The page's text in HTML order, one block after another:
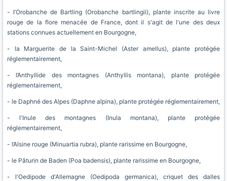
- l’Orobanche de Bartling (Orobanche bartlingii), plante inscrite au livre
rouge de la flore menacée de France, dont il s'agit de l'une des deux
stations connues actuellement en Bourgogne,
- la Marguerite de la Saint-Michel (Aster amellus), plante protégée
réglementairement,
- l’Anthyllide des montagnes (Anthyllis montana), plante protégée
réglementairement,
- le Daphné des Alpes (Daphne alpina), plante protégée réglementairement,
- l'Inule des montagnes (Inula montana), plante protégée
réglementairement,
- l’Alsine rouge (Minuartia rubra), plante rarissime en Bourgogne,
- le Pâturin de Baden (Poa badensis), plante rarissime en Bourgogne,
- l'Oedipode d'Allemagne (Oedipoda germanica), criquet des dalles